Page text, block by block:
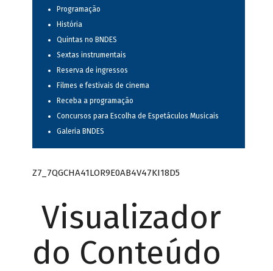
Programação
História
Quintas no BNDES
Sextas instrumentais
Reserva de ingressos
Filmes e festivais de cinema
Receba a programação
Concursos para Escolha de Espetáculos Musicais
Galeria BNDES
Z7_7QGCHA41LOR9E0AB4V47KI18D5
Visualizador
do Conteúdo